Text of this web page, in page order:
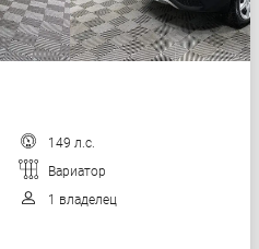
149 л.с.
Вариатор
1 владелец